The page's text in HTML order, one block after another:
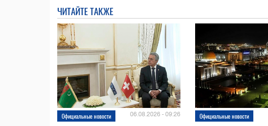
ЧИТАЙТЕ ТАКЖЕ
Официальные новости 06.08.2026 - 09:26 Официальные новости